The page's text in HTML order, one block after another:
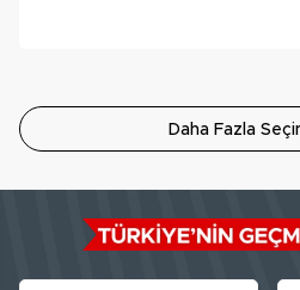
Daha Fazla